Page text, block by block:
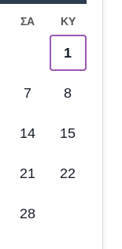
ΣΑ ΚΥ
1
7 8
14 15
21 22
28